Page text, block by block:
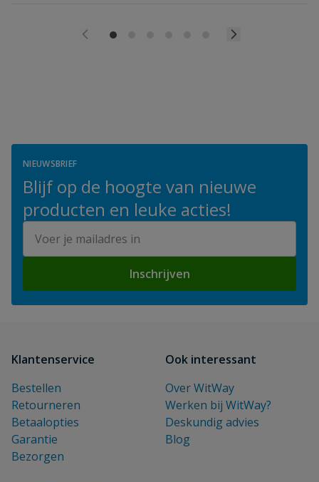
NIEUWSBRIEF
Blijf op de hoogte van nieuwe
producten en leuke acties!
Inschrijven
Klantenservice
Bestellen
Retourneren
Betaalopties
Garantie
Bezorgen
Ook interessant
Over WitWay
Werken bij WitWay?
Deskundig advies
Blog